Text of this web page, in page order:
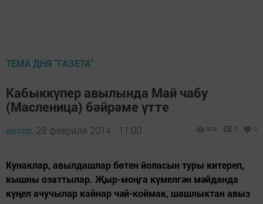
ТЕМА ДНЯ "ГАЗЕТА"
Кабыккүпер авылында Май чабу
(Масленица) бәйрәме үтте
автор, 28 февраля 2014 - 11:00 919 0 0
Кунаклар, авылдашлар бөтен йоласын туры китереп,
кышны озаттылар. Җыр-моңга күмелгән мәйданда
күңел ачучылар кайнар чәй-коймак, шашлыктан авыз